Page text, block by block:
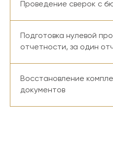
Проведение сверок с
Подготовка нулевой
отчетности, за один
Восстановление
документов